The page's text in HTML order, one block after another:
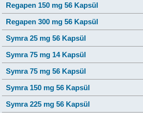
Regapen 150 mg 56 Kapsül
Regapen 300 mg 56 Kapsül
Symra 25 mg 56 Kapsül
Symra 75 mg 14 Kapsül
Symra 75 mg 56 Kapsül
Symra 150 mg 56 Kapsül
Symra 225 mg 56 Kapsül